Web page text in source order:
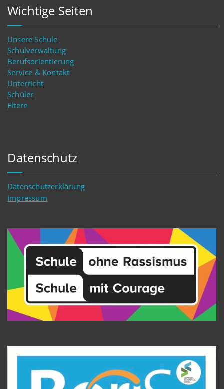
Wichtige Seiten
Unsere Schule
Schulverwaltung
Berufsorientierung
Service & Kontakt
Unterricht
Schüler
Eltern
Datenschutz
Datenschutzerklärung
Impressum